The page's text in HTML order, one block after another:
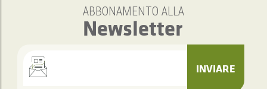
ABBONAMENTO ALLA
Newsletter
INVIARE